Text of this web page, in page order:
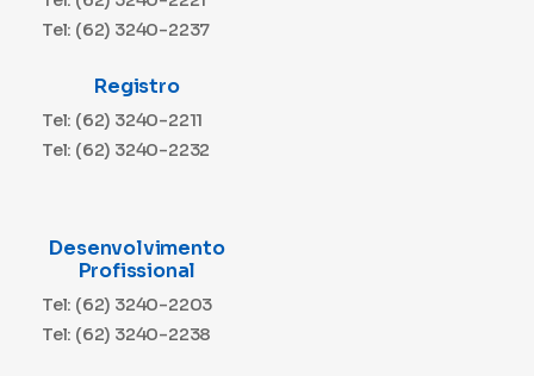
Tel: (62) 3240-2237
Registro
Tel: (62) 3240-2211
Tel: (62) 3240-2232
Desenvolvimento
Profissional
Tel: (62) 3240-2203
Tel: (62) 3240-2238